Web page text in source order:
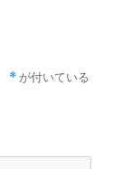
* が付いている